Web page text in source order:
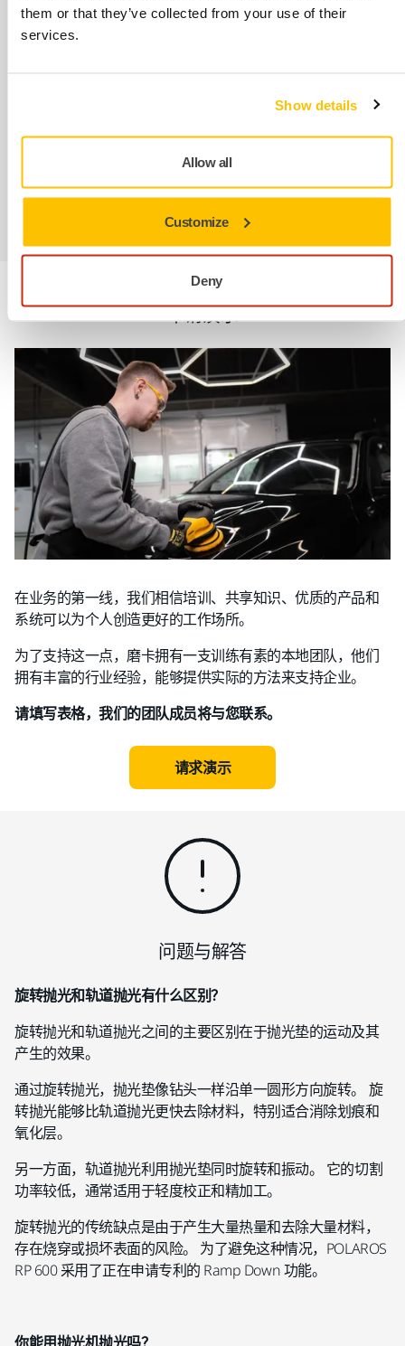
them or that they’ve collected from your use of their
services.
Show details
Allow all
Customize
Deny
下载宣传册
我们提供现场演示
申请演示
在业务的第一线，我们相信培训、共享知识、优质的产品和
系统可以为个人创造更好的工作场所。
为了支持这一点，磨卡拥有一支训练有素的本地团队，他们
拥有丰富的行业经验，能够提供实际的方法来支持企业。
请填写表格，我们的团队成员将与您联系。
请求演示
问题与解答
旋转抛光和轨道抛光有什么区别？
旋转抛光和轨道抛光之间的主要区别在于抛光垫的运动及其
产生的效果。
通过旋转抛光，抛光垫像钻头一样沿单一圆形方向旋转。 旋
转抛光能够比轨道抛光更快去除材料，特别适合消除划痕和
氧化层。
另一方面，轨道抛光利用抛光垫同时旋转和振动。 它的切割
功率较低，通常适用于轻度校正和精加工。
旋转抛光的传统缺点是由于产生大量热量和去除大量材料，
存在烧穿或损坏表面的风险。 为了避免这种情况，POLAROS
RP 600 采用了正在申请专利的 Ramp Down 功能。